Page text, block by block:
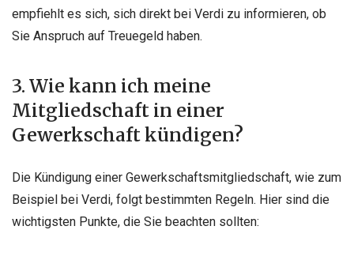
empfiehlt es sich, sich direkt bei Verdi zu informieren, ob
Sie Anspruch auf Treuegeld haben.
3. Wie kann ich meine
Mitgliedschaft in einer
Gewerkschaft kündigen?
Die Kündigung einer Gewerkschaftsmitgliedschaft, wie zum
Beispiel bei Verdi, folgt bestimmten Regeln. Hier sind die
wichtigsten Punkte, die Sie beachten sollten: